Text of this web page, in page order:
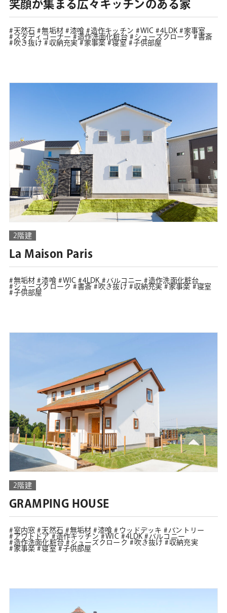
笑顔が集まる広々キッチンのある家
天然石 無垢材 漆喰 造作キッチン WIC 4LDK
家事室
スタディコーナー
造作洗面化粧台 シューズクローク
書斎
吹き抜け
収納充実 家事楽 寝室 子供部屋
2階建
La Maison Paris
無垢材 漆喰 WIC 4LDK バルコニー
造作洗面化粧台
シューズクローク
書斎 吹き抜け 収納充実 家事楽
寝室
子供部屋
2階建
GRAMPING HOUSE
室内窓 天然石 無垢材 漆喰 ウッドデッキ
パントリー
アウトドア
造作キッチン WIC 4LDK
バルコニー
造作洗面化粧台
シューズクローク 吹き抜け
収納充実
家事楽
寝室 子供部屋